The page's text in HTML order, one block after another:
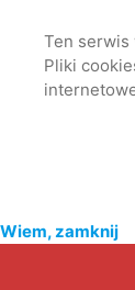
Ten serwis
Pliki
Wiem, zamknij